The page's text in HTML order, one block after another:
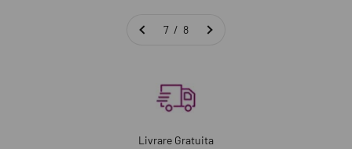
7 / 8
Livrare Gratuita